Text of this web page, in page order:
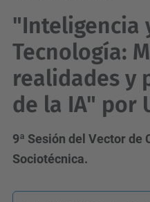
"Inteligencia
Tecnología:
realidades y
de la IA" por
9ª Sesión del Vector de
Sociotécnica.